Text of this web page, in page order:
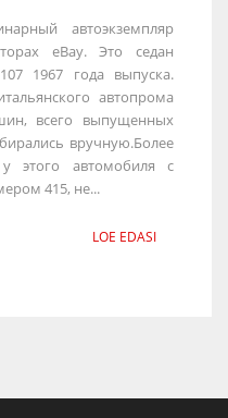
автоэкземпляр
eBay. Это седан
1967 года выпуска.
автопрома
всего выпущенных
вручную.Более
этого автомобиля с
415, не...
LOE EDASI